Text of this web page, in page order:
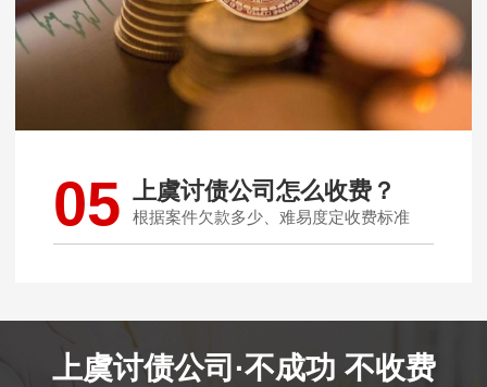
05 上虞讨债公司怎么收费？
根据案件欠款多少、难易度定收费标准
上虞讨债公司·不成功 不收费